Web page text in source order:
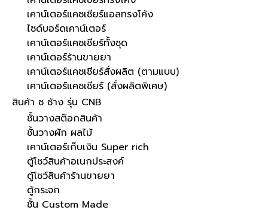
เคาน์เตอร์แคชเชียร์แอลทรงโค้ง
ไซด์บอร์ดเคาน์เตอร์
เคาน์เตอร์แคชเชียร์ทั้งชุด
เคาน์เตอร์ร้านขายยา
เคาน์เตอร์แคชเชียร์สั่งผลิต (ตามแบบ)
เคาน์เตอร์แคชเชียร์ (สั่งผลิตพิเศษ)
สินค้า ช ช้าง รุ่น CNB
ชั้นวางสต๊อกสินค้า
ชั้นวางผัก ผลไม้
เคาน์เตอร์เก็บเงิน Super rich
ตู้โชว์สินค้าอเนกประสงค์
ตู้โชว์สินค้าร้านขายยา
ตู้กระจก
ชั้น Custom Made